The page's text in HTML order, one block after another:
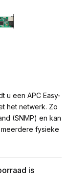
u een APC Easy-
het netwerk. Zo
(SNMP) en kan
fysieke
is